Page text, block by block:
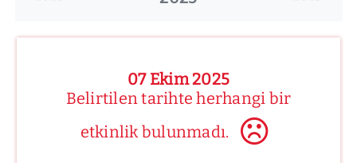
07 Ekim 2025
Belirtilen tarihte herhangi bir
etkinlik bulunmadı.